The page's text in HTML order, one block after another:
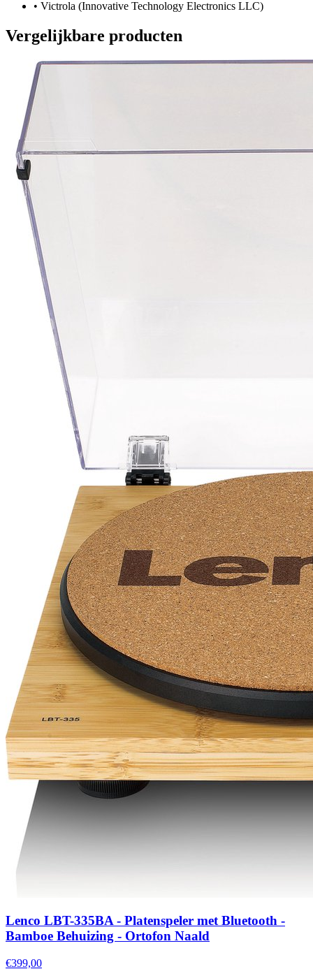
• Victrola (Innovative Technology Electronics LLC)
Vergelijkbare producten
Lenco LBT-335BA - Platenspeler met Bluetooth -
Bamboe Behuizing - Ortofon Naald
€399,00